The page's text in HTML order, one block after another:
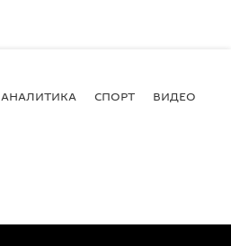
АНАЛИТИКА СПОРТ ВИДЕО